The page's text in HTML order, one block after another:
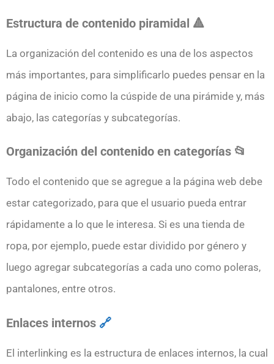
Estructura de contenido piramidal 🔺
La organización del contenido es una de los aspectos
más importantes, para simplificarlo puedes pensar en la
página de inicio como la cúspide de una pirámide y, más
abajo, las categorías y subcategorías.
Organización del contenido en categorías 📂
Todo el contenido que se agregue a la página web debe
estar categorizado, para que el usuario pueda entrar
rápidamente a lo que le interesa. Si es una tienda de
ropa, por ejemplo, puede estar dividido por género y
luego agregar subcategorías a cada uno como poleras,
pantalones, entre otros.
Enlaces internos 🔗
El interlinking es la estructura de enlaces internos, la cual